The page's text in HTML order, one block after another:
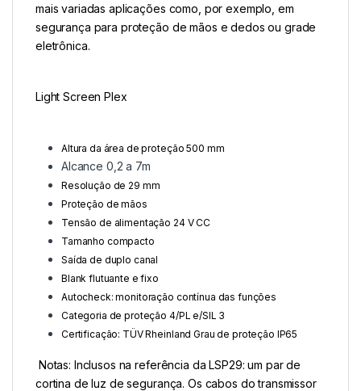
mais variadas aplicações como, por exemplo, em
segurança para proteção de mãos e dedos ou grade
eletrônica.
Light Screen Plex
Altura da área de proteção 500 mm
Alcance 0,2 a 7m
Resolução de 29 mm
Proteção de mãos
Tensão de alimentação 24 V CC
Tamanho compacto
Saída de duplo canal
Blank flutuante e fixo
Autocheck: monitoração contínua das funções
Categoria de proteção 4/PL e/SIL 3
Certificação: TÜV Rheinland Grau de proteção IP65
Notas: Inclusos na referência da LSP29: um par de
cortina de luz de segurança. Os cabos do transmissor